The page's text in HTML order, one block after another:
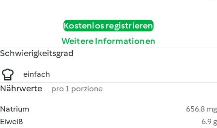
Kostenlos registrieren
Weitere Informationen
Schwierigkeitsgrad
einfach
Nährwerte pro 1 porzione
Natrium
656.8 mg
Eiweiß
6.9 g